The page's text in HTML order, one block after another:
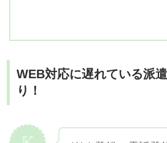
WEB対応に遅れている派
り！